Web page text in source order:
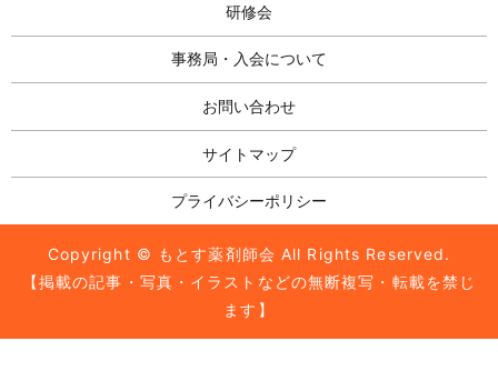
研修会
事務局・入会について
お問い合わせ
サイトマップ
プライバシーポリシー
Copyright © もとす薬剤師会 All Rights Reserved.
【掲載の記事・写真・イラストなどの無断複写・転載を禁じ
ます】